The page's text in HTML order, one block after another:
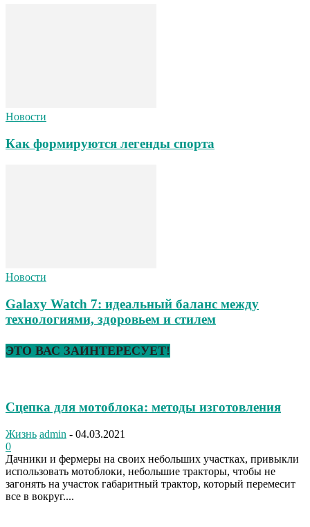
Новости
Как формируются легенды спорта
Новости
Galaxy Watch 7: идеальный баланс между
технологиями, здоровьем и стилем
ЭТО ВАС ЗАИНТЕРЕСУЕТ!
Сцепка для мотоблока: методы изготовления
Жизнь admin - 04.03.2021
0
Дачники и фермеры на своих небольших участках, привыкли
использовать мотоблоки, небольшие тракторы, чтобы не
загонять на участок габаритный трактор, который перемесит
все в вокруг....